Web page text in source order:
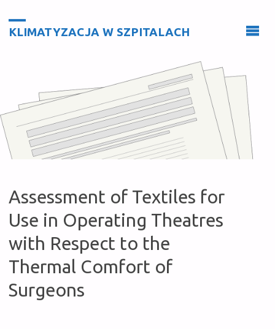
KLIMATYZACJA W SZPITALACH
Assessment of Textiles for
Use in Operating Theatres
with Respect to the
Thermal Comfort of
Surgeons